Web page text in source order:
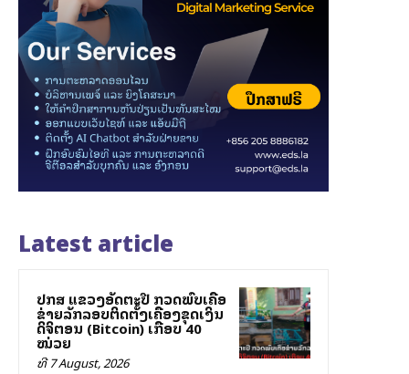
Latest article
ປກສ ແຂວງອັດຕະປື ກວດພົບເຄືອ
ຂ່າຍລັກລອບຕິດຕັ້ງເຄື່ອງຂຸດເງິນ
ດິຈິຕອນ (Bitcoin) ເກືອບ 40
ໝ່ວຍ
ທີ 7 August, 2026